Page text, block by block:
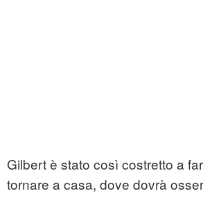
Gilbert è stato così costretto a
tornare a casa, dove dovrà